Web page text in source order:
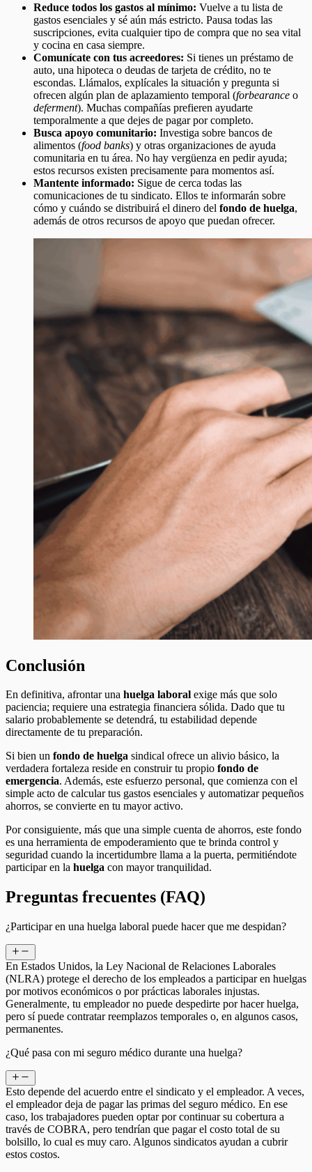
Reduce todos los gastos al mínimo: Vuelve a tu lista de
gastos esenciales y sé aún más estricto. Pausa todas las
suscripciones, evita cualquier tipo de compra que no sea vital
y cocina en casa siempre.
Comunícate con tus acreedores: Si tienes un préstamo de
auto, una hipoteca o deudas de tarjeta de crédito, no te
escondas. Llámalos, explícales la situación y pregunta si
ofrecen algún plan de aplazamiento temporal (forbearance o
deferment). Muchas compañías prefieren ayudarte
temporalmente a que dejes de pagar por completo.
Busca apoyo comunitario: Investiga sobre bancos de
alimentos (food banks) y otras organizaciones de ayuda
comunitaria en tu área. No hay vergüenza en pedir ayuda;
estos recursos existen precisamente para momentos así.
Mantente informado: Sigue de cerca todas las
comunicaciones de tu sindicato. Ellos te informarán sobre
cómo y cuándo se distribuirá el dinero del fondo de huelga,
además de otros recursos de apoyo que puedan ofrecer.
Conclusión
En definitiva, afrontar una huelga laboral exige más que solo
paciencia; requiere una estrategia financiera sólida. Dado que tu
salario probablemente se detendrá, tu estabilidad depende
directamente de tu preparación.
Si bien un fondo de huelga sindical ofrece un alivio básico, la
verdadera fortaleza reside en construir tu propio fondo de
emergencia. Además, este esfuerzo personal, que comienza con el
simple acto de calcular tus gastos esenciales y automatizar pequeños
ahorros, se convierte en tu mayor activo.
Por consiguiente, más que una simple cuenta de ahorros, este fondo
es una herramienta de empoderamiento que te brinda control y
seguridad cuando la incertidumbre llama a la puerta, permitiéndote
participar en la huelga con mayor tranquilidad.
Preguntas frecuentes (FAQ)
¿Participar en una huelga laboral puede hacer que me despidan?
En Estados Unidos, la Ley Nacional de Relaciones Laborales
(NLRA) protege el derecho de los empleados a participar en huelgas
por motivos económicos o por prácticas laborales injustas.
Generalmente, tu empleador no puede despedirte por hacer huelga,
pero sí puede contratar reemplazos temporales o, en algunos casos,
permanentes.
¿Qué pasa con mi seguro médico durante una huelga?
Esto depende del acuerdo entre el sindicato y el empleador. A veces,
el empleador deja de pagar las primas del seguro médico. En ese
caso, los trabajadores pueden optar por continuar su cobertura a
través de COBRA, pero tendrían que pagar el costo total de su
bolsillo, lo cual es muy caro. Algunos sindicatos ayudan a cubrir
estos costos.